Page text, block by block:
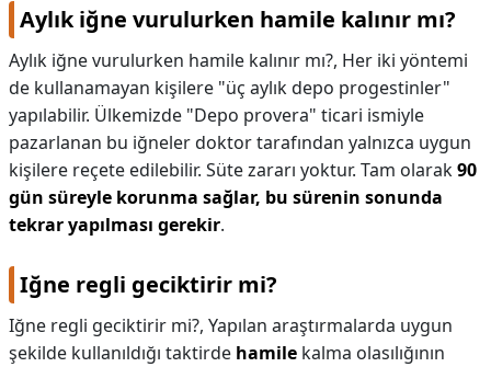
Aylık iğne vurulurken hamile kalınır mı?
Aylık iğne vurulurken hamile kalınır mı?, Her iki yöntemi
de kullanamayan kişilere "üç aylık depo progestinler"
yapılabilir. Ülkemizde "Depo provera" ticari ismiyle
pazarlanan bu iğneler doktor tarafından yalnızca uygun
kişilere reçete edilebilir. Süte zararı yoktur. Tam olarak90
gün süreyle korunma sağlar, bu sürenin sonunda
tekrar yapılması gerekir.
Iğne regli geciktirir mi?
Iğne regli geciktirir mi?, Yapılan araştırmalarda uygun
şekilde kullanıldığı taktirde hamile kalma olasılığının